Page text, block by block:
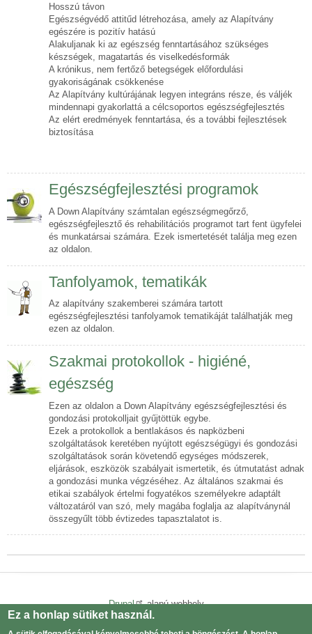
Hosszú távon
Egészségvédő attitűd létrehozása, amely az Alapítvány
egészére is pozitív hatású
Alakuljanak ki az egészség fenntartásához szükséges
készségek, magatartás és viselkedésformák
A krónikus, nem fertőző betegségek előfordulási
gyakoriságának csökkenése
Az Alapítvány kultúrájának legyen integráns része, és váljék
mindennapi gyakorlattá a célcsoportos egészségfejlesztés
Az elért eredmények fenntartása, és a további fejlesztések
biztosítása
Egészségfejlesztési programok
A Down Alapítvány számtalan egészségmegőrző,
egészségfejlesztő és rehabilitációs programot tart fent ügyfelei
és munkatársai számára. Ezek ismertetését találja meg ezen
az oldalon.
Tanfolyamok, tematikák
Az alapítvány szakemberei számára tartott
egészségfejlesztési tanfolyamok tematikáját találhatják meg
ezen az oldalon.
Szakmai protokollok - higiéné,
egészség
Ezen az oldalon a Down Alapítvány egészségfejlesztési és
gondozási protokolljait gyűjtöttük egybe.
Ezek a protokollok a bentlakásos és napközbeni
szolgáltatások keretében nyújtott egészségügyi és gondozási
szolgáltatások során követendő egységes módszerek,
eljárások, eszközök szabályait ismertetik, és útmutatást adnak
a gondozási munka végzéséhez. Az általános szakmai és
etikai szabályok értelmi fogyatékos személyekre adaptált
változatáról van szó, mely magába foglalja az alapítványnál
összegyűlt több évtizedes tapasztalatot is.
Drupal alapú webhely
Adatvédelmi tájékoztató
Ez a honlap sütiket használ.